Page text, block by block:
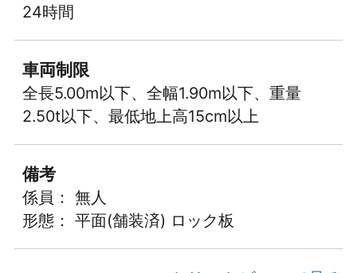
24時間
車両制限
全長5.00m以下、全幅1.90m以下、重量
2.50t以下、最低地上高15cm以上
備考
係員： 無人
形態： 平面(舗装済) ロック板